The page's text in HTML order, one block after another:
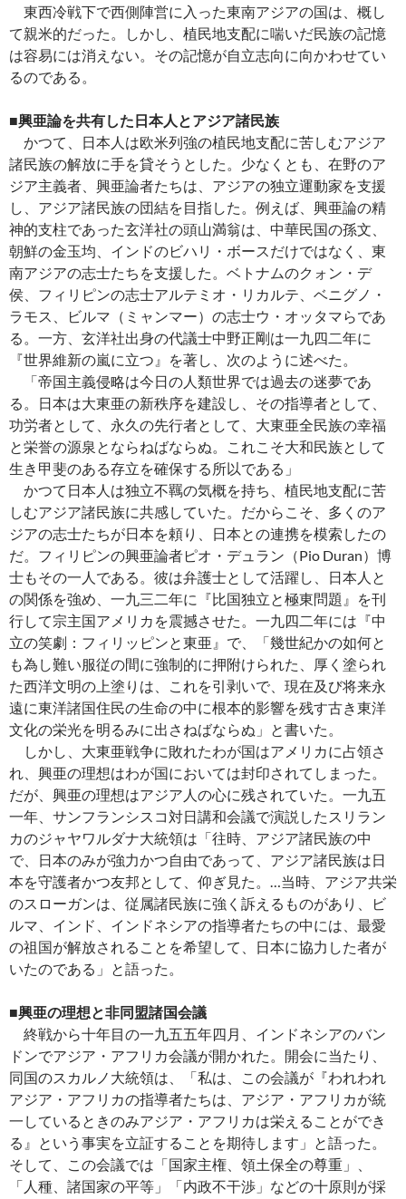
東西冷戦下で西側陣営に入った東南アジアの国は、概し
て親米的だった。しかし、植民地支配に喘いだ民族の記憶
は容易には消えない。その記憶が自立志向に向かわせてい
るのである。
■興亜論を共有した日本人とアジア諸民族
かつて、日本人は欧米列強の植民地支配に苦しむアジア
諸民族の解放に手を貸そうとした。少なくとも、在野のア
ジア主義者、興亜論者たちは、アジアの独立運動家を支援
し、アジア諸民族の団結を目指した。例えば、興亜論の精
神的支柱であった玄洋社の頭山満翁は、中華民国の孫文、
朝鮮の金玉均、インドのビハリ・ボースだけではなく、東
南アジアの志士たちを支援した。ベトナムのクォン・デ
侯、フィリピンの志士アルテミオ・リカルテ、ベニグノ・
ラモス、ビルマ（ミャンマー）の志士ウ・オッタマらであ
る。一方、玄洋社出身の代議士中野正剛は一九四二年に
『世界維新の嵐に立つ』を著し、次のように述べた。
「帝国主義侵略は今日の人類世界では過去の迷夢であ
る。日本は大東亜の新秩序を建設し、その指導者として、
功労者として、永久の先行者として、大東亜全民族の幸福
と栄誉の源泉とならねばならぬ。これこそ大和民族として
生き甲斐のある存立を確保する所以である」
かつて日本人は独立不羈の気概を持ち、植民地支配に苦
しむアジア諸民族に共感していた。だからこそ、多くのア
ジアの志士たちが日本を頼り、日本との連携を模索したの
だ。フィリピンの興亜論者ピオ・デュラン（Pio Duran）博
士もその一人である。彼は弁護士として活躍し、日本人と
の関係を強め、一九三二年に『比国独立と極東問題』を刊
行して宗主国アメリカを震撼させた。一九四二年には『中
立の笑劇：フィリッピンと東亜』で、「幾世紀かの如何と
も為し難い服従の間に強制的に押附けられた、厚く塗られ
た西洋文明の上塗りは、これを引剥いで、現在及び将来永
遠に東洋諸国住民の生命の中に根本的影響を残す古き東洋
文化の栄光を明るみに出さねばならぬ」と書いた。
しかし、大東亜戦争に敗れたわが国はアメリカに占領さ
れ、興亜の理想はわが国においては封印されてしまった。
だが、興亜の理想はアジア人の心に残されていた。一九五
一年、サンフランシスコ対日講和会議で演説したスリラン
カのジャヤワルダナ大統領は「往時、アジア諸民族の中
で、日本のみが強力かつ自由であって、アジア諸民族は日
本を守護者かつ友邦として、仰ぎ見た。…当時、アジア共栄
のスローガンは、従属諸民族に強く訴えるものがあり、ビ
ルマ、インド、インドネシアの指導者たちの中には、最愛
の祖国が解放されることを希望して、日本に協力した者が
いたのである」と語った。
■興亜の理想と非同盟諸国会議
終戦から十年目の一九五五年四月、インドネシアのバン
ドンでアジア・アフリカ会議が開かれた。開会に当たり、
同国のスカルノ大統領は、「私は、この会議が『われわれ
アジア・アフリカの指導者たちは、アジア・アフリカが統
一しているときのみアジア・アフリカは栄えることができ
る』という事実を立証することを期待します」と語った。
そして、この会議では「国家主権、領土保全の尊重」、
「人種、諸国家の平等」「内政不干渉」などの十原則が採